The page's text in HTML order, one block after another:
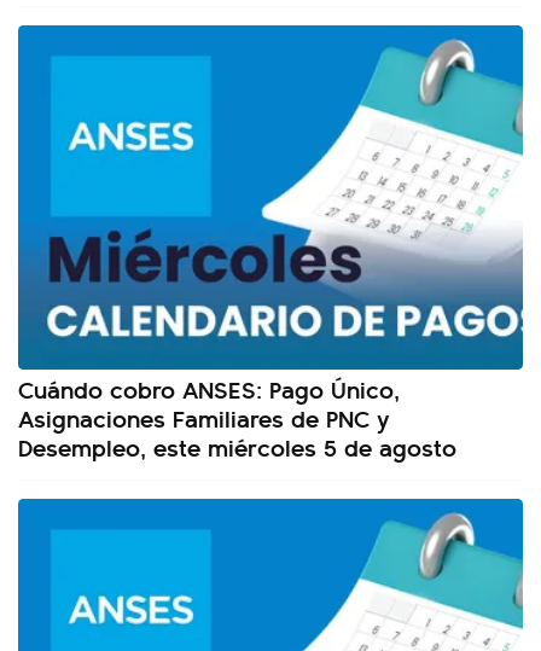
Cuándo cobro ANSES: Pago Único,
Asignaciones Familiares de PNC y
Desempleo, este miércoles 5 de agosto